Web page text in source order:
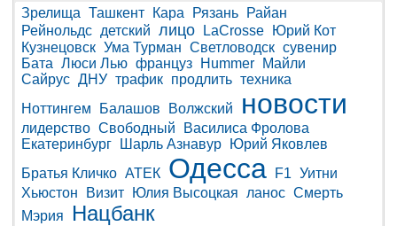
Зрелища Ташкент Кара Рязань
Райан
Рейнольдс детский лицо LaCrosse
Юрий Кот
Кузнецовск Ума Турман Светловодск сувенир
Бата Люси Лью француз Hummer
Майли
Сайрус ДНУ трафик продлить техника
Ноттингем
Балашов Волжский новости
лидерство Свободный
Василиса Фролова
Екатеринбург
Шарль Азнавур
Юрий Яковлев
Братья Кличко АТЕК Одесса F1 Уитни
Хьюстон
Визит Юлия Высоцкая ланос Смерть
Мэрия
Нацбанк